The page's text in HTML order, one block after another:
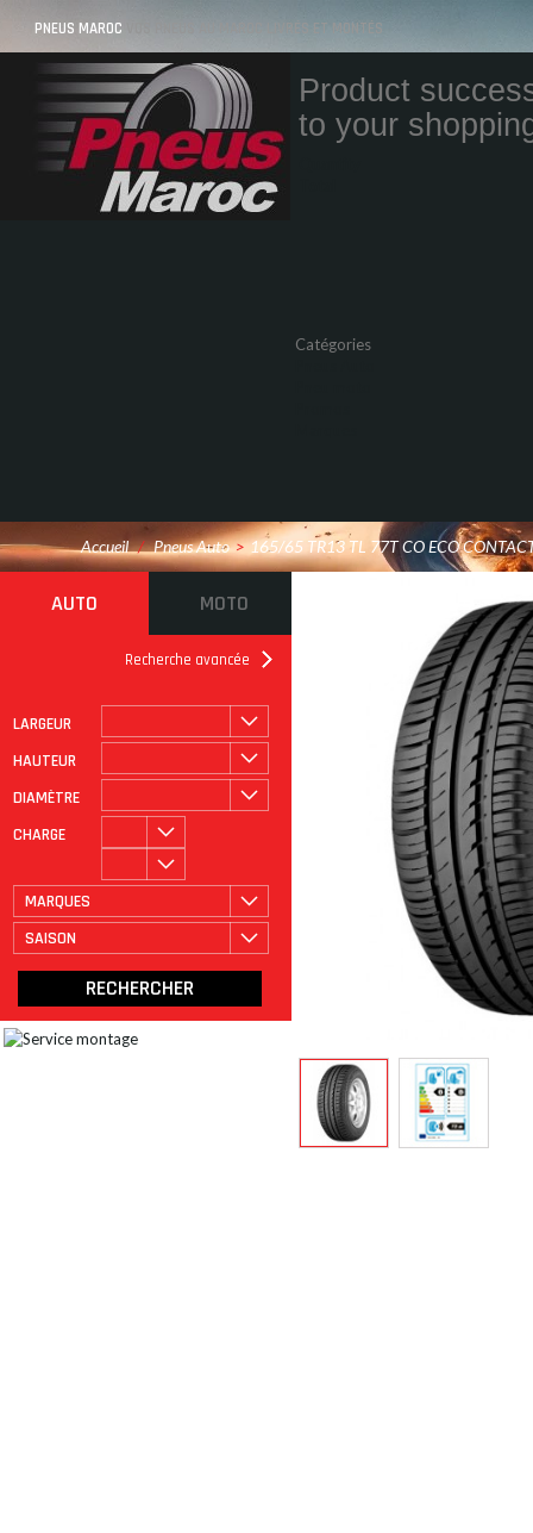
PNEUS MAROC VOS PNEUS AU MAROC LIVRÉS ET MONTÉS
Product
to your
Catégories
Accueil / Pneus Auto > 165/65 TR13 TL 77T CO ECO
AUTO MOTO
Recherche avancée
LARGEUR
HAUTEUR
DIAMÈTRE
CHARGE
MARQUES
SAISON
ROULAGE À PLAT